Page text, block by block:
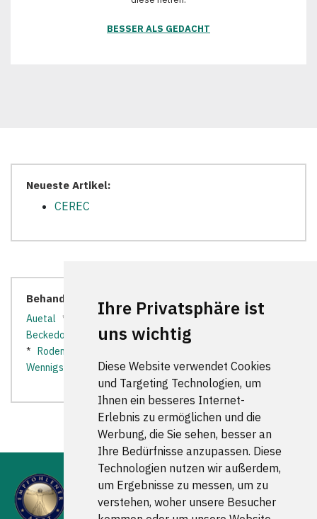
Ihre Privatsphäre ist
uns wichtig
Diese Website verwendet Cookies
und Targeting Technologien, um
Ihnen ein besseres Internet-
Erlebnis zu ermöglichen und die
Werbung, die Sie sehen, besser an
Ihre Bedürfnisse anzupassen. Diese
Technologien nutzen wir außerdem,
um Ergebnisse zu messen, um zu
verstehen, woher unsere Besucher
BESSER ALS GEDACHT
Neueste Artikel:
CEREC
Behandler in der Nähe:
Auetal * Bad Nenndorf
Beckedorf
Gehrden * Haste*Lauenau
*
Rodenberg
Wennigsen (Deister)*Wunstorf*